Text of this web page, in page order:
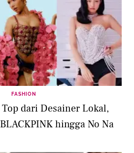
FASHION
Top dari Desainer Lokal,
hingga No Na